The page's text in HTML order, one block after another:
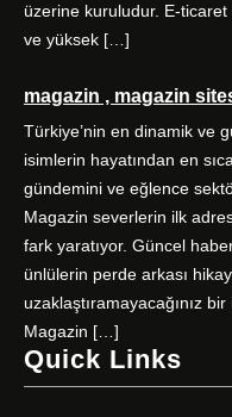
üzerine kuruludur. E-
ve yüksek […]
magazin , magazin
Türkiye’nin en dinamik ve
isimlerin hayatından en
gündemini ve eğlence
Magazin severlerin ilk
fark yaratıyor. Güncel
ünlülerin perde arkası
uzaklaştıramayacağınız
Magazin […]
Quick Links